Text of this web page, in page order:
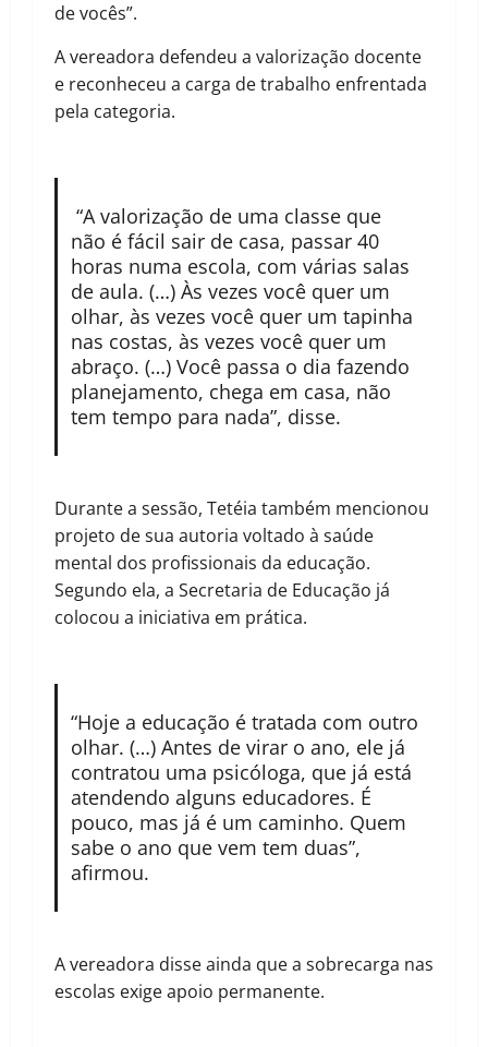
de vocês”.
A vereadora defendeu a valorização docente
e reconheceu a carga de trabalho enfrentada
pela categoria.
“A valorização de uma classe que
não é fácil sair de casa, passar 40
horas numa escola, com várias salas
de aula. (…) Às vezes você quer um
olhar, às vezes você quer um tapinha
nas costas, às vezes você quer um
abraço. (…) Você passa o dia fazendo
planejamento, chega em casa, não
tem tempo para nada”, disse.
Durante a sessão, Tetéia também mencionou
projeto de sua autoria voltado à saúde
mental dos profissionais da educação.
Segundo ela, a Secretaria de Educação já
colocou a iniciativa em prática.
“Hoje a educação é tratada com outro
olhar. (…) Antes de virar o ano, ele já
contratou uma psicóloga, que já está
atendendo alguns educadores. É
pouco, mas já é um caminho. Quem
sabe o ano que vem tem duas”,
afirmou.
A vereadora disse ainda que a sobrecarga nas
escolas exige apoio permanente.